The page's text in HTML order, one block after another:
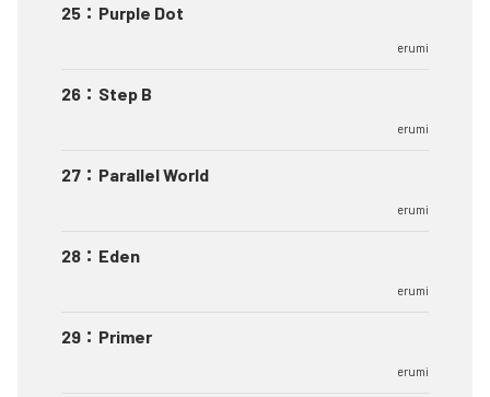
25 ： Purple Dot
erumi
26 ： Step B
erumi
27 ： Parallel World
erumi
28 ： Eden
erumi
29 ： Primer
erumi